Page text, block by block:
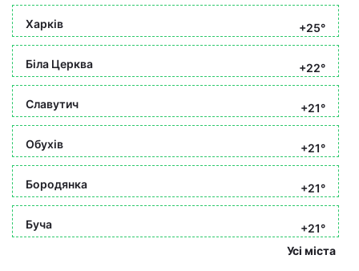
Харків +25°
Біла Церква +22°
Славутич +21°
Обухів +21°
Бородянка +21°
Буча
+21°
Усі міста